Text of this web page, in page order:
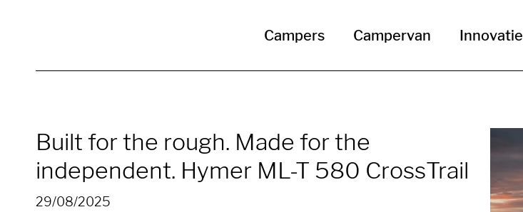
Campers Campervan Innovatie
Built for the rough. Made for the
independent. Hymer ML-T 580 CrossTrail
29/08/2025